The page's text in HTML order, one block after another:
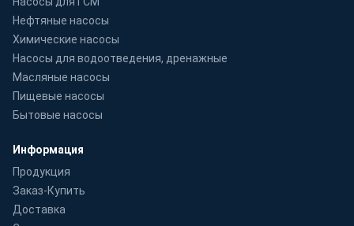
Нефтяные насосы
Химические насосы
Насосы для водоотведения, дренажные
Масляные насосы
Пищевые насосы
Бытовые насосы
Информация
Продукция
Заказ-Купить
Доставка